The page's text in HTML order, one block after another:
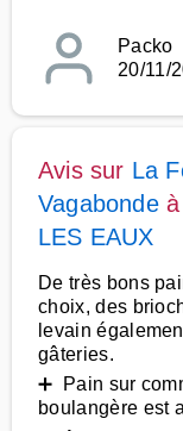
Packo
20/11/
Avis sur La
Vagabondeà
LES EAUX
De très bons
choix, des
levain
gâteries.
➕ Pain sur
boulangère est